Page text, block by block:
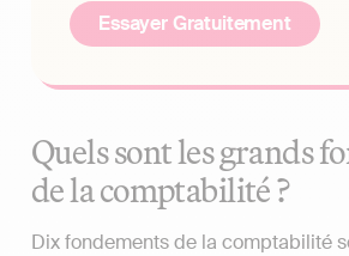
Essayer Gratuitement
Quels sont les grands
de la comptabilité ?
Dix fondements de la comptabilité